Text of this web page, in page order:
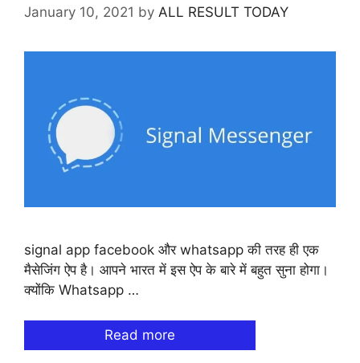
January 10, 2021 by ALL RESULT TODAY
signal app facebook और whatsapp की तरह ही एक
मैसेजिंग ऐप है। आपने भारत में इस ऐप के बारे में बहुत सुना होगा।
क्योंकि Whatsapp …
Read more